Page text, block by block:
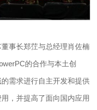
事长郑茳与总经理肖佐楠
的合作与本土创
需求进行自主开发和提供
，并提高了面向国内应用